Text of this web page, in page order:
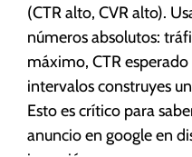
(CTR alto, CVR alto).
números absolutos:
máximo, CTR esperado
intervalos construyes
Esto es crítico para
anuncio en google en